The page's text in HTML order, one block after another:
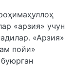
«арзия» учун
«Арзия»
пойи»